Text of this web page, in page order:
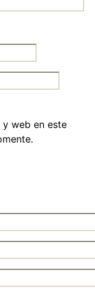
web en este